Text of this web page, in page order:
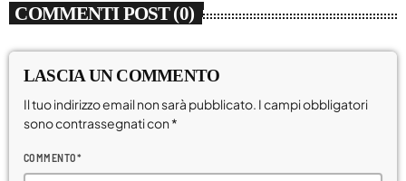
Sport
uscite
World
COMMENTI POST (0)
LASCIA UN COMMENTO
Il tuo indirizzo email non sarà pubblicato. I campi obbligatori
sono contrassegnati con *
COMMENTO*